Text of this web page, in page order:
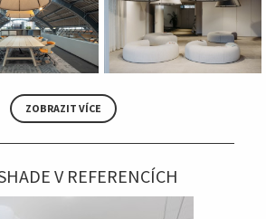
ZOBRAZIT VÍCE
V REFERENCÍCH